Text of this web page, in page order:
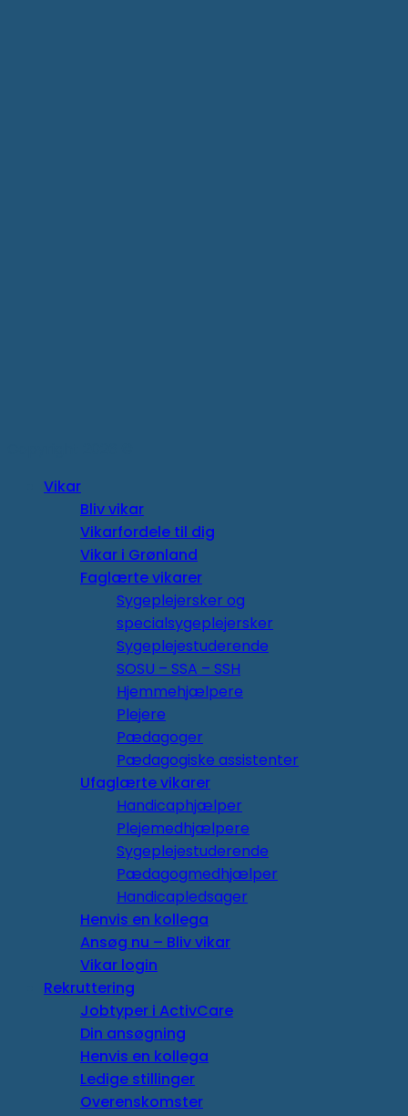
Vikar
Bliv vikar
Vikarfordele til dig
Vikar i Grønland
Faglærte vikarer
Sygeplejersker og
specialsygeplejersker
Sygeplejestuderende
SOSU – SSA – SSH
Hjemmehjælpere
Plejere
Pædagoger
Pædagogiske assistenter
Ufaglærte vikarer
Handicaphjælper
Plejemedhjælpere
Sygeplejestuderende
Pædagogmedhjælper
Handicapledsager
Henvis en kollega
Ansøg nu – Bliv vikar
Vikar login
Rekruttering
Jobtyper i ActivCare
Din ansøgning
Henvis en kollega
Ledige stillinger
Overenskomster